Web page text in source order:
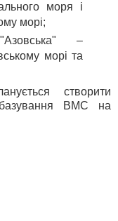
моря і
морі;
–
морі та
створити
базування ВМС на